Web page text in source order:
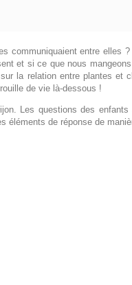
entre elles ?
et si ce que nous
la relation entre plantes et
de vie là-dessous !
Les questions des
éléments de réponse de